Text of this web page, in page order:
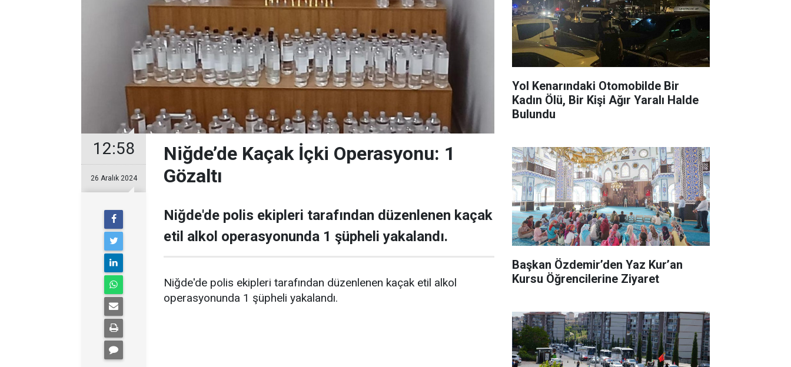
12:58
26 Aralık 2024
Niğde’de Kaçak İçki Operasyonu: 1
Gözaltı
Niğde'de polis ekipleri tarafından düzenlenen kaçak
etil alkol operasyonunda 1 şüpheli yakalandı.
Niğde'de polis ekipleri tarafından düzenlenen kaçak etil alkol
operasyonunda 1 şüpheli yakalandı.
Yol Kenarındaki Otomobilde Bir
Kadın Ölü, Bir Kişi Ağır Yaralı Halde
Bulundu
Başkan Özdemir’den Yaz Kur’an
Kursu Öğrencilerine Ziyaret